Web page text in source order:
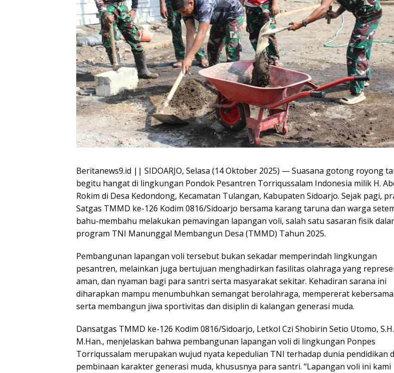
Beritanews9.id || SIDOARJO, Selasa (14 Oktober 2025) — Suasana gotong royong
begitu hangat di lingkungan Pondok Pesantren Torriqussalam Indonesia milik H.
Rokim di Desa Kedondong, Kecamatan Tulangan, Kabupaten Sidoarjo. Sejak pagi,
Satgas TMMD ke-126 Kodim 0816/Sidoarjo bersama karang taruna dan warga
bahu-membahu melakukan pemavingan lapangan voli, salah satu sasaran fisik
program TNI Manunggal Membangun Desa (TMMD) Tahun 2025.
Pembangunan lapangan voli tersebut bukan sekadar memperindah lingkungan
pesantren, melainkan juga bertujuan menghadirkan fasilitas olahraga yang
aman, dan nyaman bagi para santri serta masyarakat sekitar. Kehadiran sarana ini
diharapkan mampu menumbuhkan semangat berolahraga, mempererat
serta membangun jiwa sportivitas dan disiplin di kalangan generasi muda.
Dansatgas TMMD ke-126 Kodim 0816/Sidoarjo, Letkol Czi Shobirin Setio Utomo,
M.Han., menjelaskan bahwa pembangunan lapangan voli di lingkungan Ponpes
Torriqussalam merupakan wujud nyata kepedulian TNI terhadap dunia pendidikan
pembinaan karakter generasi muda, khususnya para santri. “Lapangan voli ini kami